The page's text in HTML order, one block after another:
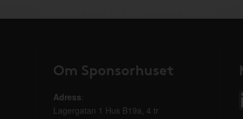
Om Sponsorhuset
Adress:
Lagergatan 1 Hus B19a, 4 tr